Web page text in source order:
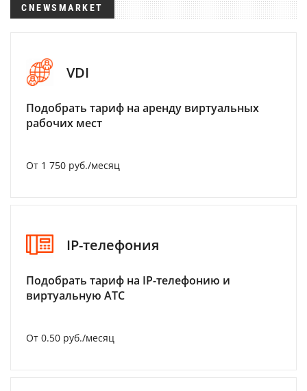
CNEWSMARKET
VDI
Подобрать тариф на аренду виртуальных
рабочих мест
От 1 750 руб./месяц
IP-телефония
Подобрать тариф на IP-телефонию и
виртуальную АТС
От 0.50 руб./месяц